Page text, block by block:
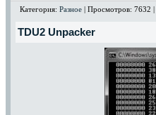
Категория: Разное | Просмотров: 7632 |
TDU2 Unpacker